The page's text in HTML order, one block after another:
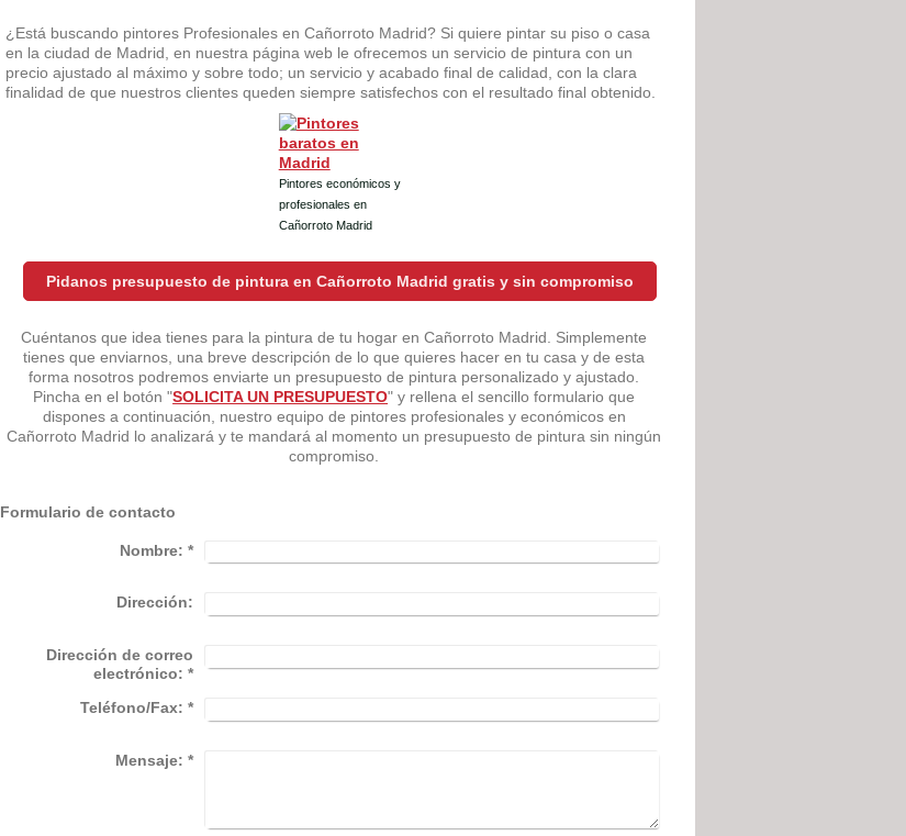
¿Está buscando pintores Profesionales en Cañorroto Madrid? Si quiere pintar su piso o casa
en la ciudad de Madrid, en nuestra página web le ofrecemos un servicio de pintura con un
precio ajustado al máximo y sobre todo; un servicio y acabado final de calidad, con la clara
finalidad de que nuestros clientes queden siempre satisfechos con el resultado final obtenido.
Pintores económicos y
profesionales en
Cañorroto Madrid
Pidanos presupuesto de pintura en Cañorroto Madrid gratis y sin compromiso
Cuéntanos que idea tienes para la pintura de tu hogar en Cañorroto Madrid. Simplemente
tienes que enviarnos, una breve descripción de lo que quieres hacer en tu casa y de esta
forma nosotros podremos enviarte un presupuesto de pintura personalizado y ajustado.
Pincha en el botón "SOLICITA UN PRESUPUESTO" y rellena el sencillo formulario que
dispones a continuación, nuestro equipo de pintores profesionales y económicos en
Cañorroto Madrid lo analizará y te mandará al momento un presupuesto de pintura sin ningún
compromiso.
Formulario de contacto
Nombre: *
Dirección:
Dirección de correo
electrónico: *
Teléfono/Fax: *
Mensaje: *